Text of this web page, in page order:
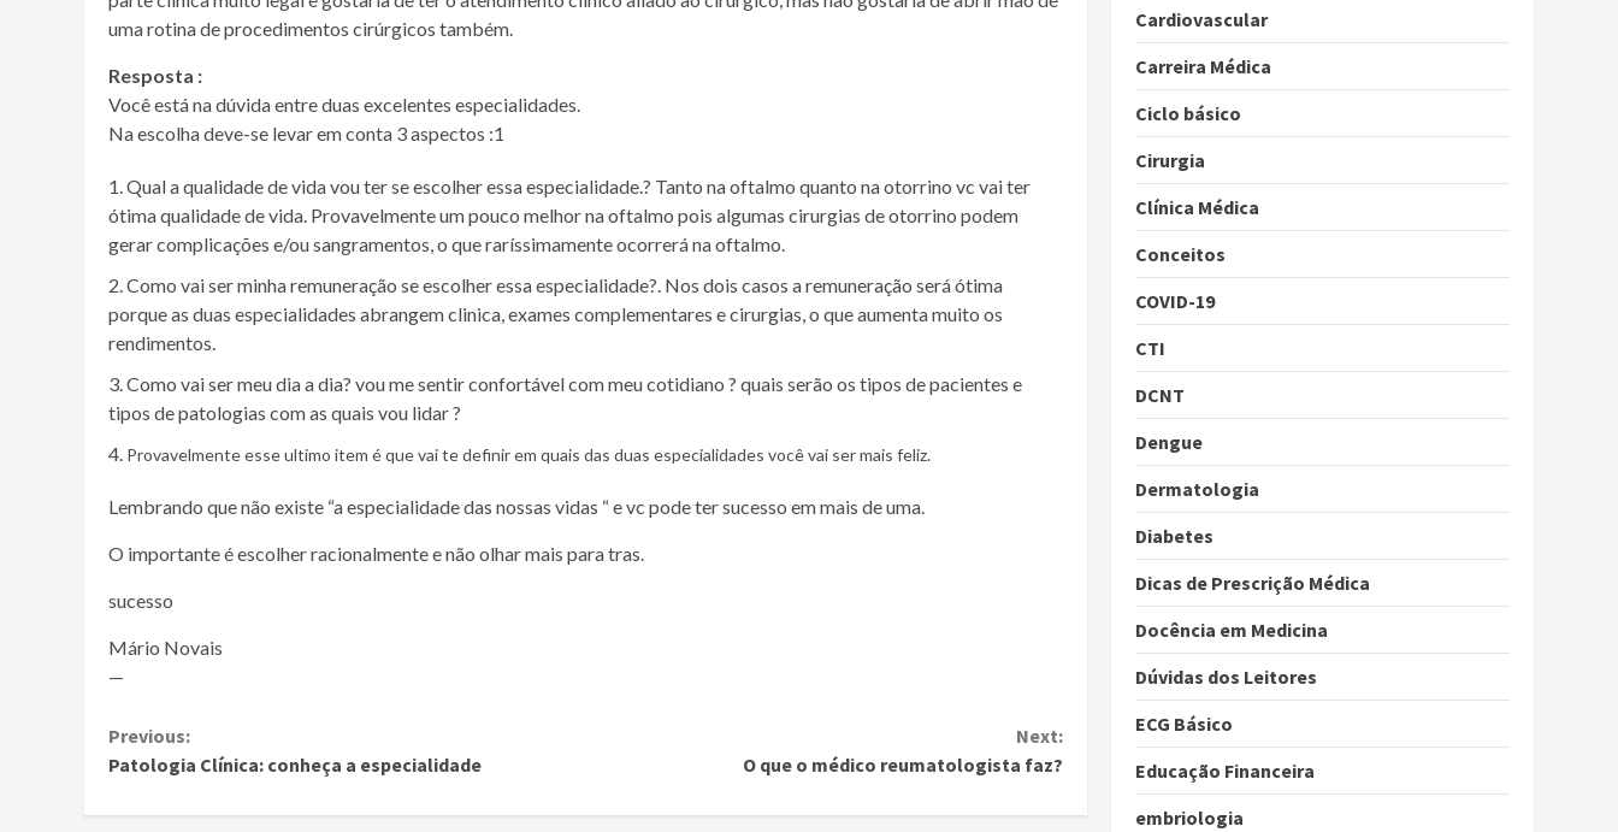
uma rotina de procedimentos cirúrgicos também.
Resposta :
Você está na dúvida entre duas excelentes especialidades.
Na escolha deve-se levar em conta 3 aspectos :1
Qual a qualidade de vida vou ter se escolher essa especialidade.? Tanto na oftalmo quanto na otorrino vc vai ter
ótima qualidade de vida. Provavelmente um pouco melhor na oftalmo pois algumas cirurgias de otorrino podem
gerar complicações e/ou sangramentos, o que raríssimamente ocorrerá na oftalmo.
Como vai ser minha remuneração se escolher essa especialidade?. Nos dois casos a remuneração será ótima
porque as duas especialidades abrangem clinica, exames complementares e cirurgias, o que aumenta muito os
rendimentos.
Como vai ser meu dia a dia? vou me sentir confortável com meu cotidiano ? quais serão os tipos de pacientes e
tipos de patologias com as quais vou lidar ?
Provavelmente esse ultimo item é que vai te definir em quais das duas especialidades você vai ser mais feliz.
Lembrando que não existe “a especialidade das nossas vidas “ e vc pode ter sucesso em mais de uma.
O importante é escolher racionalmente e não olhar mais para tras.
sucesso
Mário Novais
—
Continue
Reading
Previous:
Patologia Clínica: conheça a especialidade
Next:
O que o médico reumatologista faz?
Cardiovascular
Carreira Médica
Ciclo básico
Cirurgia
Clínica Médica
Conceitos
COVID-19
CTI
DCNT
Dengue
Dermatologia
Diabetes
Dicas de Prescrição Médica
Docência em Medicina
Dúvidas dos Leitores
ECG Básico
Educação Financeira
embriologia